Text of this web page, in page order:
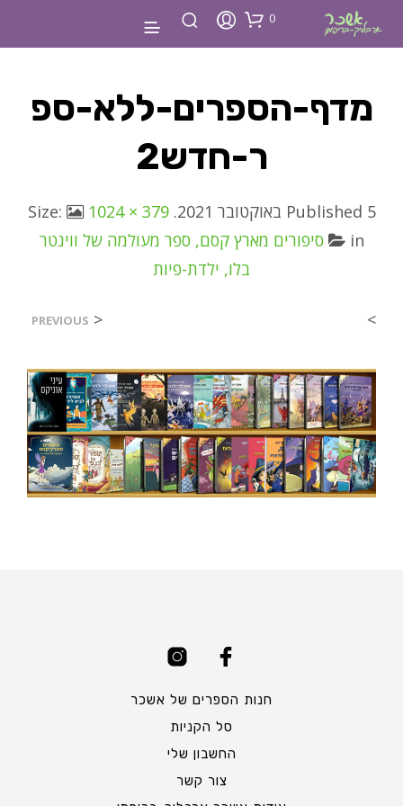
0
מדף-הספרים-ללא-ספ
ר-חדש2
Published 5 באוקטובר 2021 . Size:
1024 × 379
in
סיפורים מארץ קסם, ספר מעולמה של ווינטר
בלו, ילדת-פיות
<
PREVIOUS >
חנות הספרים של אשכר
סל הקניות
החשבון שלי
צור קשר